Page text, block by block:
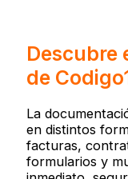
Descubre
de
La
en distintos
facturas,
formularios y